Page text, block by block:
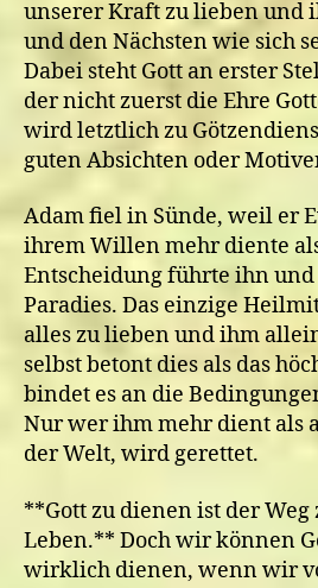
unserer Kraft zu lieben und
und den Nächsten wie sich
Dabei steht Gott an erster
der nicht zuerst die Ehre
wird letztlich zu
guten Absichten oder
Adam fiel in Sünde, weil er
ihrem Willen mehr diente
Entscheidung führte ihn und
Paradies. Das einzige
alles zu lieben und ihm
selbst betont dies als das
bindet es an die
Nur wer ihm mehr dient als
der Welt, wird gerettet.
**Gott zu dienen ist der
Leben.** Doch wir können
wirklich dienen, wenn wir